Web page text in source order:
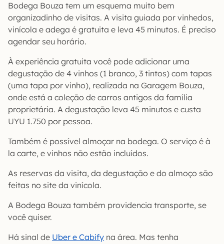
Bodega Bouza tem um esquema muito bem
organizadinho de visitas. A visita guiada por vinhedos,
vinícola e adega é gratuita e leva 45 minutos. É preciso
agendar seu horário.
À experiência gratuita você pode adicionar uma
degustação de 4 vinhos (1 branco, 3 tintos) com tapas
(uma tapa por vinho), realizada na Garagem Bouza,
onde está a coleção de carros antigos da família
proprietária. A degustação leva 45 minutos e custa
UYU 1.750 por pessoa.
Também é possível almoçar na bodega. O serviço é à
la carte, e vinhos não estão incluídos.
As reservas da visita, da degustação e do almoço são
feitas no site da vinícola.
A Bodega Bouza também providencia transporte, se
você quiser.
Há sinal de Uber e Cabify na área. Mas tenha